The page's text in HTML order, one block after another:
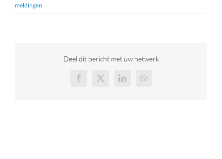
meldingen
Deel dit bericht met uw netwerk
Facebook
X LinkedInWhatsApp